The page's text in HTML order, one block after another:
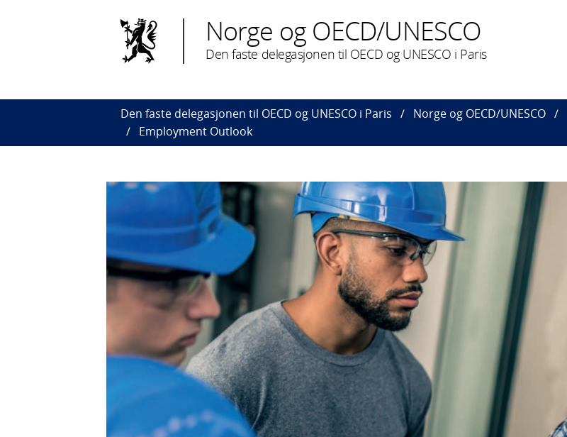
Norge og OECD/UNESCO
Den faste delegasjonen til OECD og UNESCO i Paris
Den faste delegasjonen til OECD og UNESCO i Paris Norge og OECD/UNESCO
Employment Outlook